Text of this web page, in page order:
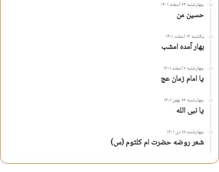
چهارشنبه ۲۴ اسفند ۱۴۰۱
حسین من
یکشنبه ۱۴ اسفند ۱۴۰۱
بهار آمده امشب
چهارشنبه ۳ اسفند ۱۴۰۱
یا امام زمان عج
چهارشنبه ۲۶ بهمن ۱۴۰۱
یا نبی الله
چهارشنبه ۲۸ دی ۱۴۰۱
شعر روضه حضرت ام کلثوم (س)